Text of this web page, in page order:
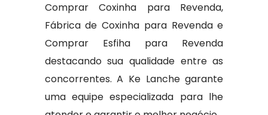
Comprar Coxinha para Revenda,
Fábrica de Coxinha para Revenda e
Comprar Esfiha para Revenda
destacando sua qualidade entre as
concorrentes. A Ke Lanche garante
uma equipe especializada para lhe